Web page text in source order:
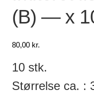
Min Konto
(B) — x
80,00 kr.
10 stk.
Størrelse ca. :